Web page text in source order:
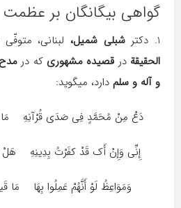
گواهی بیگانگان بر عظمت
1. دکتر شبلی شمیل، لبنانی، متوفّی 1917 میلادی، مولّف کتاب
الحقیقة در قصیده مشهوری که درمدح
و آله و سلم دارد، می‎گوید:
دَعْ مِنْ مُحَمَّدٍ فِی صَدَى قُرْآنِهِ مَا
إِنِّی وَإِنْ أَک قَدْ کفَرْتُ بِدِینِهِ هَلْ
وَمَوَاعِظُ لَوْ أَنَّهُمْ عَمِلُوا بِهَا مَا